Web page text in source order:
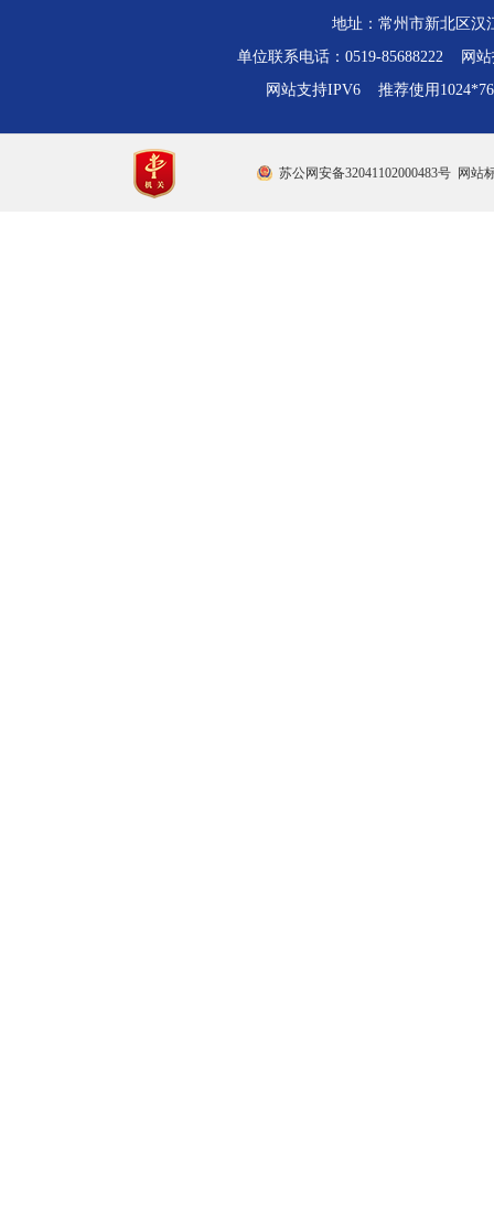
地址：常州市新北区
单位联系电话：0519-85688222 网站
网站支持IPV6 推荐使用
苏公网安备32041102000483号 网站